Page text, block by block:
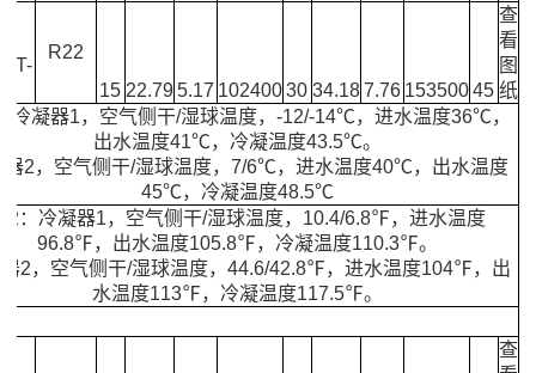
R22
15 22.79 5.17 102400 30 34.18 7.76 153500 45
查
看
图
纸
冷凝器1，空气侧干/湿球温度，-12/-14℃，进水温度36℃，
出水温度41℃，冷凝温度43.5℃。
器2，空气侧干/湿球温度，7/6℃，进水温度40℃，出水温度
45℃，冷凝温度48.5℃
2：冷凝器1，空气侧干/湿球温度，10.4/6.8℉，进水温度
96.8℉，出水温度105.8℉，冷凝温度110.3℉。
2，空气侧干/湿球温度，44.6/42.8℉，进水温度104℉，出
水温度113℉，冷凝温度117.5℉。
查